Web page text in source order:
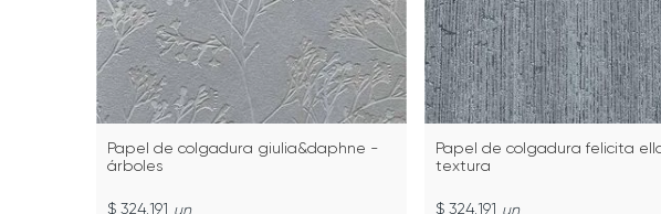
Papel de colgadura giulia&daphne -
árboles
$ 324.191 un
Papel de colgadura felicita
textura
$ 324.191 un